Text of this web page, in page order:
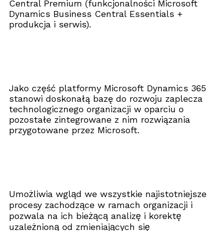
Central Premium (funkcjonalności Microsoft
Dynamics Business Central Essentials +
produkcja i serwis).
Jako część platformy Microsoft Dynamics 365
stanowi doskonałą bazę do rozwoju zaplecza
technologicznego organizacji w oparciu o
pozostałe zintegrowane z nim rozwiązania
przygotowane przez Microsoft.
Umożliwia wgląd we wszystkie najistotniejsze
procesy zachodzące w ramach organizacji i
pozwala na ich bieżącą analizę i korektę
uzależnioną od zmieniających się